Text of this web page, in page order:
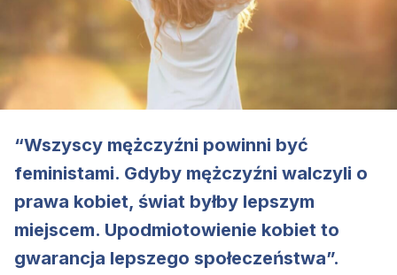
“Wszyscy mężczyźni powinni być
feministami. Gdyby mężczyźni walczyli o
prawa kobiet, świat byłby lepszym
miejscem. Upodmiotowienie kobiet to
gwarancja lepszego społeczeństwa”.